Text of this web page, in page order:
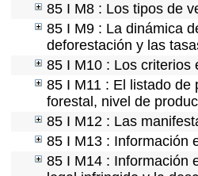
85 I M8 : Los tipos de
85 I M9 : La dinámica
deforestación y las
85 I M10 : Los criterios
85 I M11 : El listado de
forestal, nivel de
85 I M12 : Las
85 I M13 : Información
85 I M14 : Información